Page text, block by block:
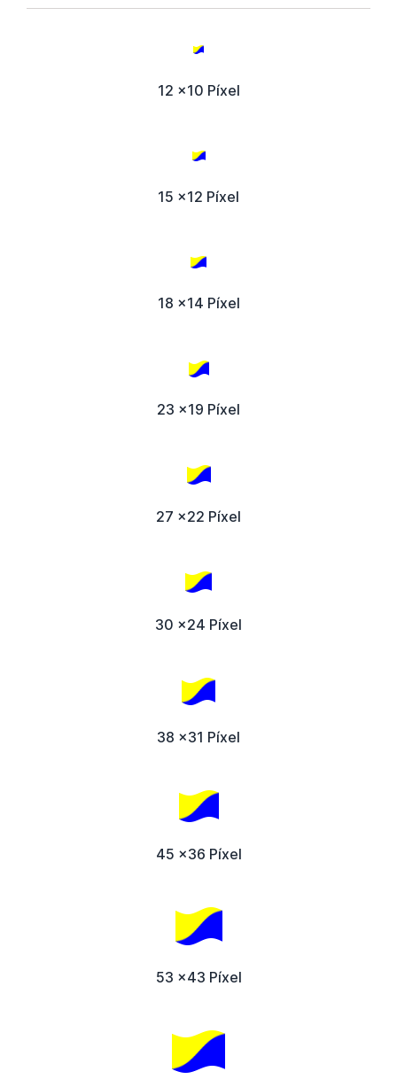
12 x10 Píxel
15 x12 Píxel
18 x14 Píxel
23 x19 Píxel
27 x22 Píxel
30 x24 Píxel
38 x31 Píxel
45 x36 Píxel
53 x43 Píxel